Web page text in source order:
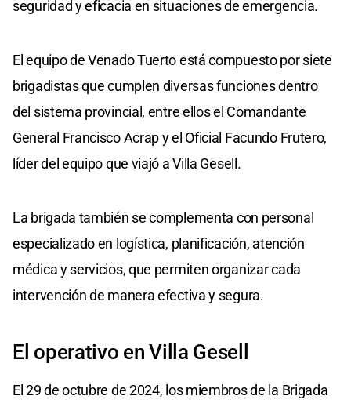
seguridad y eficacia en situaciones de emergencia.
El equipo de Venado Tuerto está compuesto por siete
brigadistas que cumplen diversas funciones dentro
del sistema provincial, entre ellos el Comandante
General Francisco Acrap y el Oficial Facundo Frutero,
líder del equipo que viajó a Villa Gesell.
La brigada también se complementa con personal
especializado en logística, planificación, atención
médica y servicios, que permiten organizar cada
intervención de manera efectiva y segura.
El operativo en Villa Gesell
El 29 de octubre de 2024, los miembros de la Brigada